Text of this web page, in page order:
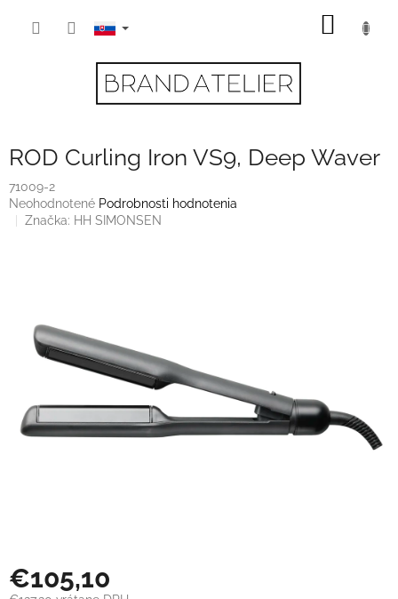
ROD Curling Iron VS9, Deep Waver
71009-2
Priemerné
hodnotenie
hviezdičiek.
Neohodnotené Podrobnosti hodnotenia
Značka: HH SIMONSEN
€105,10